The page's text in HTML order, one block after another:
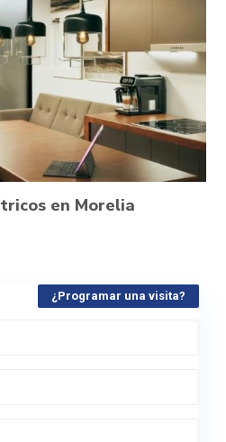
en Morelia
¿Programar una visita?